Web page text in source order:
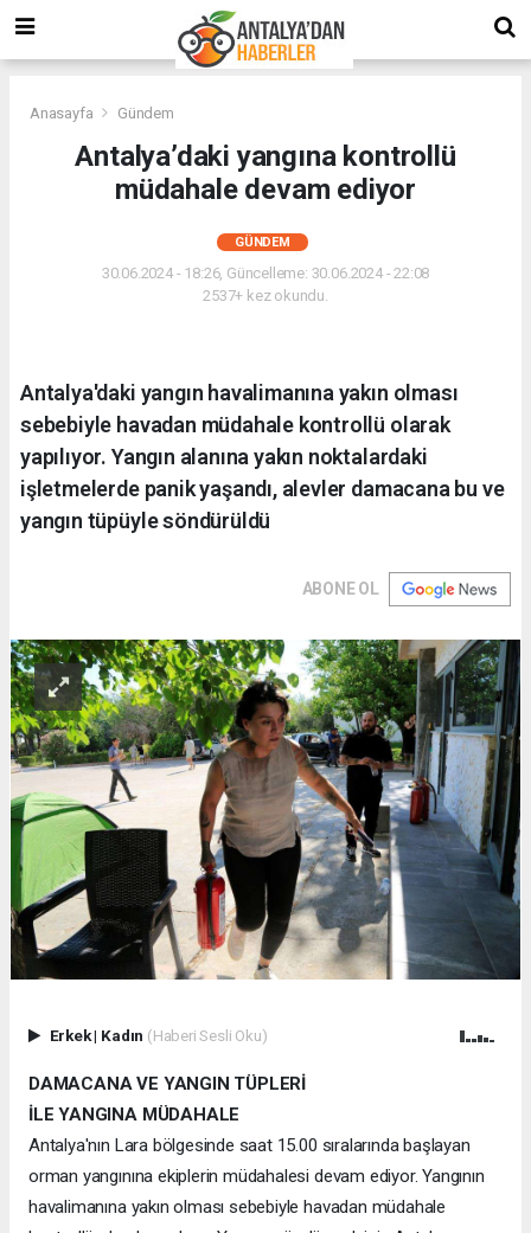
Anasayfa Gündem
Antalya’daki yangına kontrollü
müdahale devam ediyor
GÜNDEM
30.06.2024 - 18:26, Güncelleme: 30.06.2024 - 22:08
2537+ kez okundu.
Antalya'daki yangın havalimanına yakın olması
sebebiyle havadan müdahale kontrollü olarak
yapılıyor. Yangın alanına yakın noktalardaki
işletmelerde panik yaşandı, alevler damacana bu ve
yangın tüpüyle söndürüldü
ABONE OL
Erkek| Kadın (Haberi Sesli Oku)
DAMACANA VE YANGIN TÜPLERİ
İLE YANGINA MÜDAHALE
Antalya'nın Lara bölgesinde saat 15.00 sıralarında başlayan
orman yangınına ekiplerin müdahalesi devam ediyor. Yangının
havalimanına yakın olması sebebiyle havadan müdahale